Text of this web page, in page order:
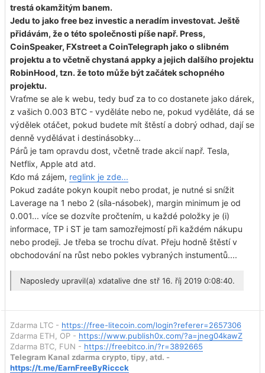
trestá okamžitým banem.
Jedu to jako free bez investic a neradím investovat. Ještě
přidávám, že o této společnosti píše např. Press,
CoinSpeaker, FXstreet a CoinTelegraph jako o slibném
projektu a to včetně chystaná appky a jejich dalšího projektu
RobinHood, tzn. že toto může být začátek schopného
projektu.
Vraťme se ale k webu, tedy buď za to co dostanete jako dárek,
z vašich 0.003 BTC - vyděláte nebo ne, pokud vyděláte, dá se
výdělek otáčet, pokud budete mít štěstí a dobrý odhad, dají se
denně vydělávat i destinásobky...
Párů je tam opravdu dost, včetně trade akcií např. Tesla,
Netflix, Apple atd atd.
Kdo má zájem, reglink je zde...
Pokud zadáte pokyn koupit nebo prodat, je nutné si snížit
Laverage na 1 nebo 2 (síla-násobek), margin minimum je od
0.001... více se dozvíte pročtením, u každé položky je (i)
informace, TP i ST je tam samozřejmostí při každém nákupu
nebo prodeji. Je třeba se trochu dívat. Přeju hodně štěstí v
obchodování na růst nebo pokles vybraných instumentů....
Naposledy upravil(a) xdatalive dne stř 16. říj 2019 0:08:40.
Zdarma LTC - https://free-litecoin.com/login?referer=2657306
Zdarma ETH, OP - https://www.publish0x.com/?a=jneg04kawZ
Zdarma BTC, FUN - https://freebitco.in/?r=3892665
Telegram Kanal zdarma crypto, tipy, atd. -
https://t.me/EarnFreeByRiccck